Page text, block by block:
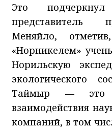
Это
представитель
Меняйло,
«Норникелем»
Норильскую
экологического
Таймыр — это
взаимодействия
компаний, в том